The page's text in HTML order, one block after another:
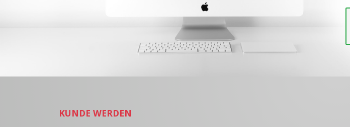
KUNDE WERDEN